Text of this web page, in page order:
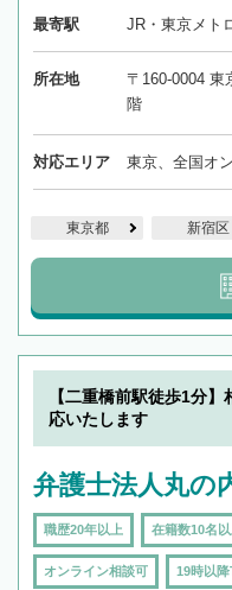
最寄駅 JR・東京メト
所在地
〒160-0004 東
階
対応エリア 東京、全国オ
東京都 新宿区
【二重橋前駅徒歩1分
応いたします
弁護士法人丸の
職歴20年以上 在籍数10名以
オンライン相談可 19時以